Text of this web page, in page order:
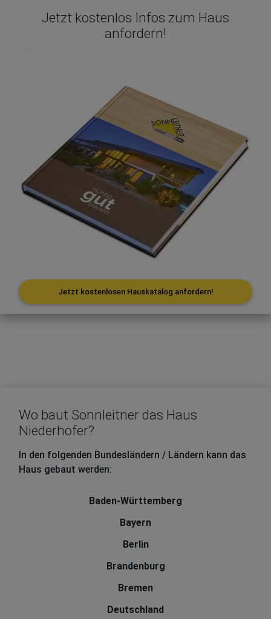
Jetzt kostenlos Infos zum Haus
anfordern!
Jetzt kostenlosen Hauskatalog anfordern!
Wo baut Sonnleitner das Haus
Niederhofer?
In den folgenden Bundesländern / Ländern kann das
Haus gebaut werden:
Baden-Württemberg
Bayern
Berlin
Brandenburg
Bremen
Deutschland